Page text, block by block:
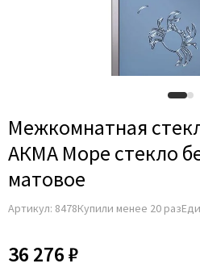
Alvero
Archie
Aurum Doors
Belwooddoors
Brandoors
Межкомнатная
АКМА Море стекло
матовое
Артикул: 8478Купили менее 20 раз
36 276 ₽